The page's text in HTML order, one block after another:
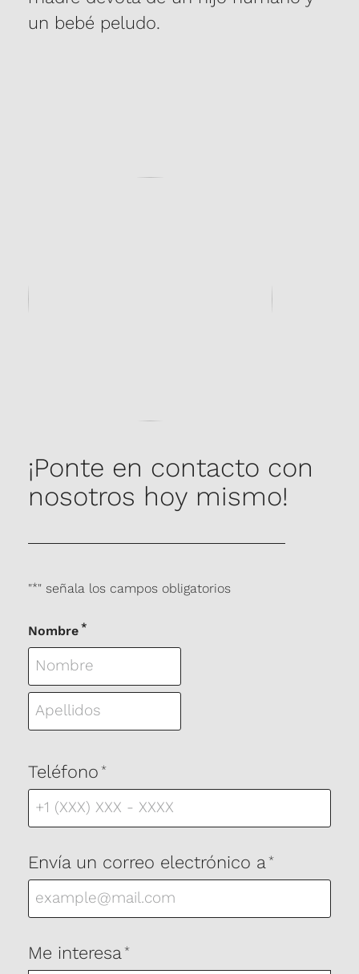
un bebé peludo.
¡Ponte en contacto con
nosotros hoy mismo!
"*" señala los campos obligatorios
Nombre *
Teléfono *
Envía un correo electrónico a *
Me interesa *